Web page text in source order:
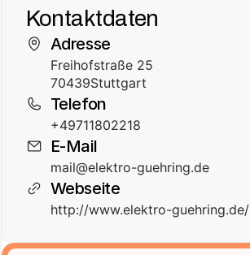
Kontaktdaten
Adresse
Freihofstraße 25
70439Stuttgart
Telefon
+49711802218
E-Mail
mail@elektro-guehring.de
Webseite
http://www.elektro-guehring.de/